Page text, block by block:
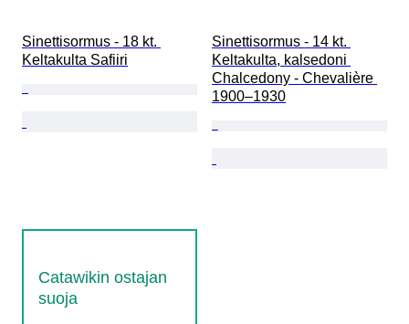
Sinettisormus - 18 kt.
Keltakulta Safiiri
Sinettisormus - 14 kt.
Keltakulta, kalsedoni
Chalcedony - Chevalière
1900–1930
Catawikin ostajan
suoja